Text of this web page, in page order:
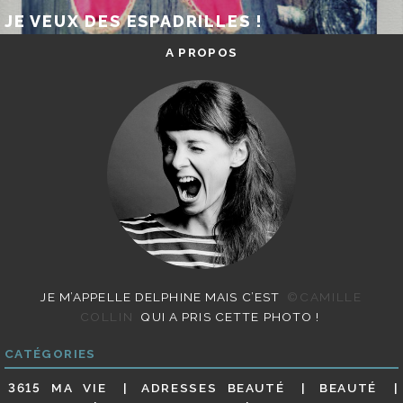
JE VEUX DES ESPADRILLES !
A PROPOS
JE M’APPELLE DELPHINE MAIS C’EST
©CAMILLE
COLLIN
QUI A PRIS CETTE PHOTO !
CATÉGORIES
3615 MA VIE ADRESSES BEAUTÉ
BEAUTÉ